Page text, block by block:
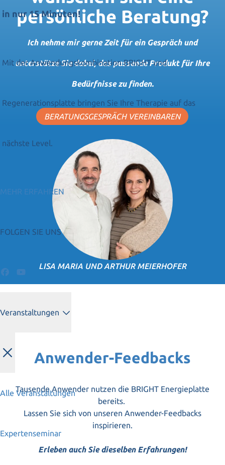
in nur 15 Minuten!
Mit der Anwendungskombination BRIGHT und
Regenerationsplatte bringen Sie Ihre Therapie auf das
nächste Level.
MEHR ERFAHREN
FOLGEN SIE UNS
Veranstaltungen
Alle Veranstaltungen
Expertenseminar
persönliche Beratung?
Ich nehme mir gerne Zeit für ein Gespräch und
unterstütze Sie dabei, das passende Produkt für Ihre
Bedürfnisse zu finden.
BERATUNGSGESPRÄCH VEREINBAREN
LISA MARIA UND ARTHUR MEIERHOFER
Anwender-Feedbacks
Tausende Anwender nutzen die BRIGHT Energieplatte
bereits.
Lassen Sie sich von unseren Anwender-Feedbacks
inspirieren.
Erleben auch Sie dieselben Erfahrungen!